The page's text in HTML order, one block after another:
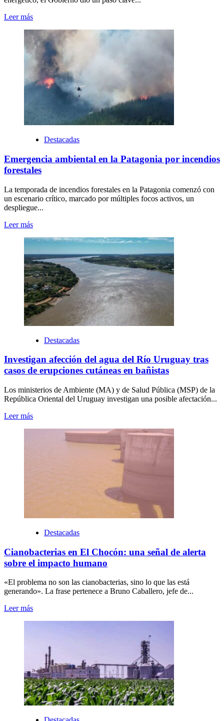
Leer más
Destacadas
Emergencia ambiental en la Patagonia por incendios
forestales
La temporada de incendios forestales en la Patagonia comenzó con
un escenario crítico, marcado por múltiples focos activos, un
despliegue...
Leer más
Destacadas
Investigan afección del agua del Río Uruguay tras
casos de erupciones cutáneas en bañistas
Los ministerios de Ambiente (MA) y de Salud Pública (MSP) de la
República Oriental del Uruguay investigan una posible afectación...
Leer más
Destacadas
Cianobacterias en El Chocón: una señal de alerta
sobre el impacto humano
«El problema no son las cianobacterias, sino lo que las está
generando». La frase pertenece a Bruno Caballero, jefe de...
Leer más